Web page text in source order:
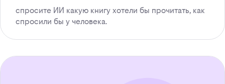
спросите ИИ какую книгу хотели бы прочитать, как
спросили бы у человека.